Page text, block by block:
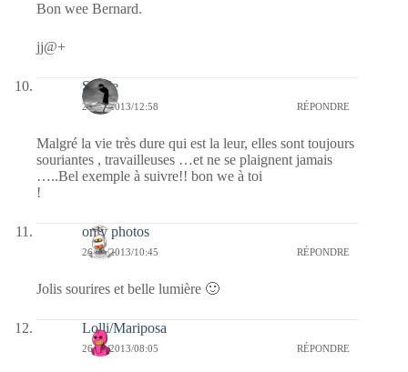
Bon wee Bernard.
jj@+
Sylvie
26/01/2013/12:58 RÉPONDRE
Malgré la vie très dure qui est la leur, elles sont toujours
souriantes , travailleuses …et ne se plaignent jamais
…..Bel exemple à suivre!! bon we à toi
!
only photos
26/01/2013/10:45 RÉPONDRE
Jolis sourires et belle lumière 🙂
Lolli/Mariposa
26/01/2013/08:05 RÉPONDRE